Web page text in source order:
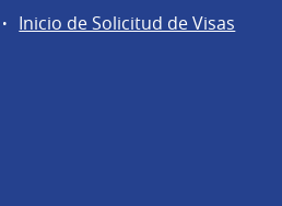
Inicio de Solicitud de Visas